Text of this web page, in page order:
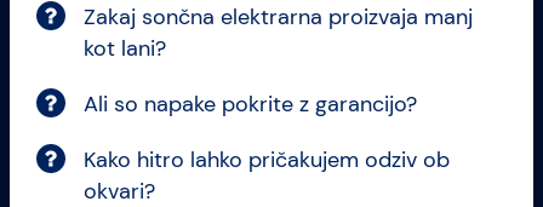
Zakaj sončna elektrarna proizvaja manj
kot lani?
Ali so napake pokrite z garancijo?
Kako hitro lahko pričakujem odziv ob
okvari?